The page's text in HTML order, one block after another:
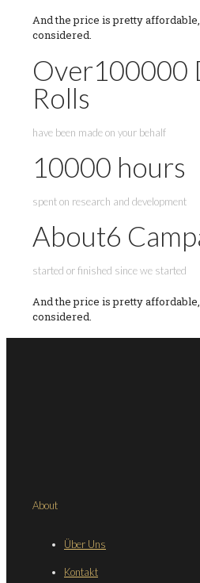
And the price is pretty
considered.
Over100000
Rolls
have been made on your behalf
10000 hours
spent on research and development
About6
started or finished since we started
And the price is pretty
considered.
About
Über Uns
Kontakt